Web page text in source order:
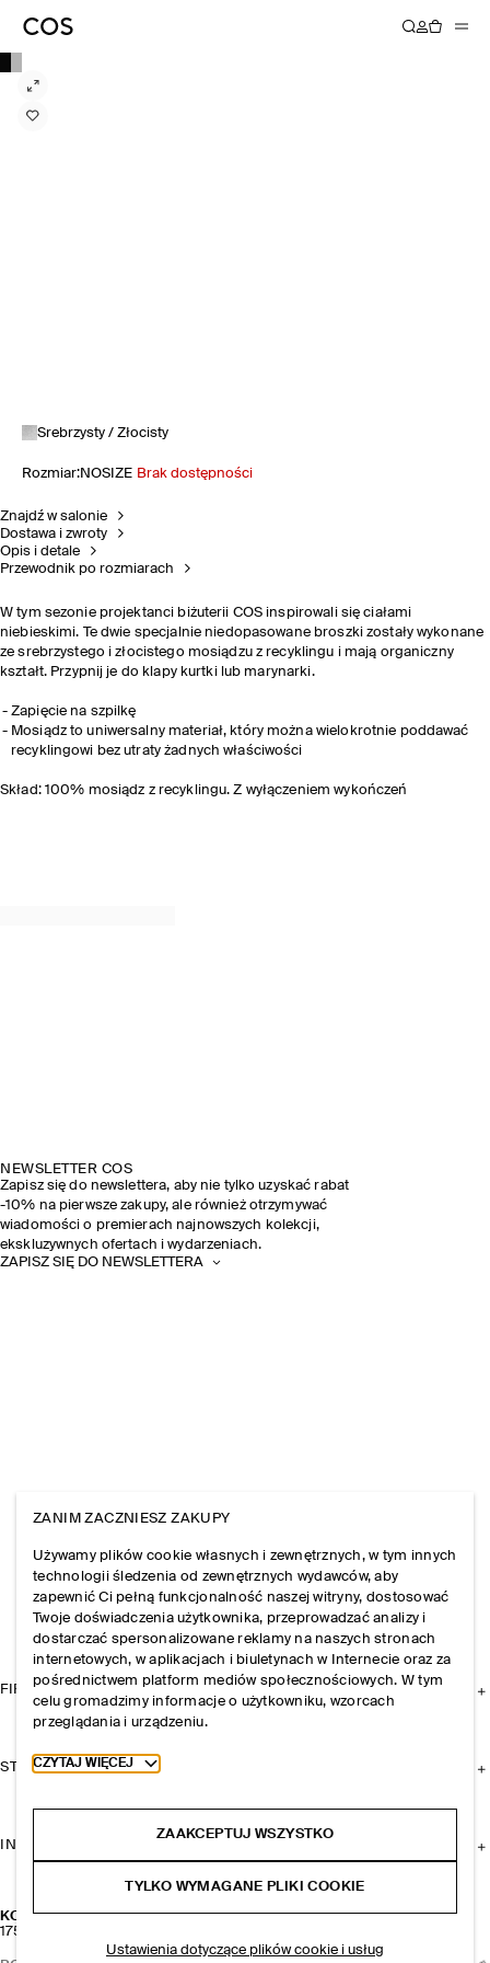
Srebrzysty / Złocisty
Rozmiar:NOSIZE Brak dostępności
Znajdź w salonie
Dostawa i zwroty
Opis i detale
Przewodnik po rozmiarach
W tym sezonie projektanci biżuterii COS inspirowali się ciałami
niebieskimi. Te dwie specjalnie niedopasowane broszki zostały wykonane
ze srebrzystego i złocistego mosiądzu z recyklingu i mają organiczny
kształt. Przypnij je do klapy kurtki lub marynarki.
Zapięcie na szpilkę
Mosiądz to uniwersalny materiał, który można wielokrotnie poddawać
recyklingowi bez utraty żadnych właściwości
Skład: 100% mosiądz z recyklingu. Z wyłączeniem wykończeń
KOMPLET NIEDOPASOWANYCH BROSZEK
175 zł
NEWSLETTER COS
Zapisz się do newslettera, aby nie tylko uzyskać rabat
-10% na pierwsze zakupy, ale również otrzymywać
wiadomości o premierach najnowszych kolekcji,
ekskluzywnych ofertach i wydarzeniach.
ZAPISZ SIĘ DO NEWSLETTERA
FIRMA
STREFA KLIENTA
INFORMACJE I REGULAMINY
ZANIM ZACZNIESZ ZAKUPY
Używamy plików cookie własnych i zewnętrznych, w tym innych
technologii śledzenia od zewnętrznych wydawców, aby
zapewnić Ci pełną funkcjonalność naszej witryny, dostosować
Twoje doświadczenia użytkownika, przeprowadzać analizy i
dostarczać spersonalizowane reklamy na naszych stronach
internetowych, w aplikacjach i biuletynach w Internecie oraz za
pośrednictwem platform mediów społecznościowych. W tym
celu gromadzimy informacje o użytkowniku, wzorcach
przeglądania i urządzeniu.
Toggle more cookie information
CZYTAJ WIĘCEJ
ZAAKCEPTUJ WSZYSTKO
TYLKO WYMAGANE PLIKI COOKIE
Ustawienia dotyczące plików cookie i usług